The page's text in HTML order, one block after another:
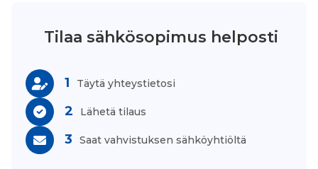
Tilaa sähkösopimus helposti
1 Täytä yhteystietosi
2 Lähetä tilaus
3 Saat vahvistuksen sähköyhtiöltä